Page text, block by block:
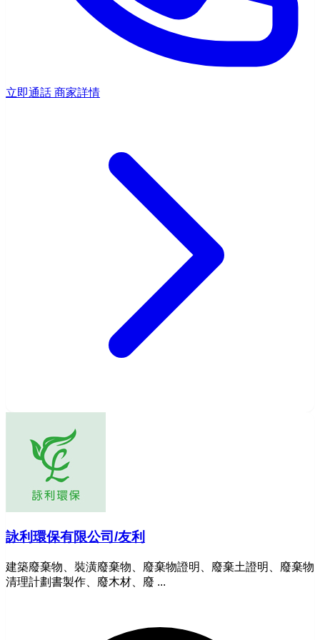
立即通話 商家詳情
詠利環保有限公司/友利
建築廢棄物、裝潢廢棄物、廢棄物證明、廢棄土證明、廢棄物
清理計劃書製作、廢木材、廢 ...